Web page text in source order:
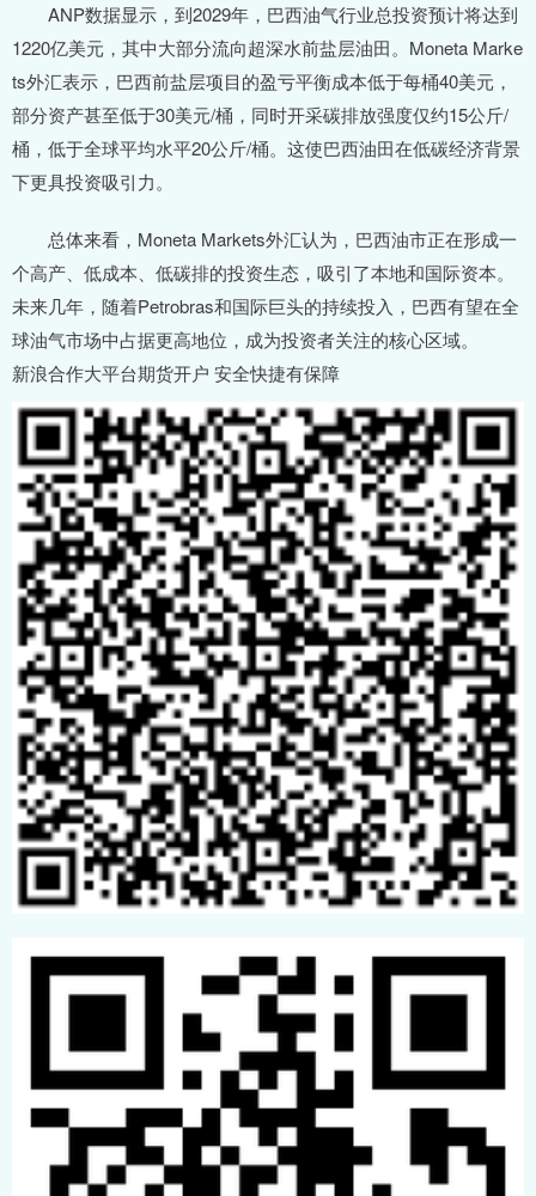
ANP数据显示，到2029年，巴西油气行业总投资预计将达到
1220亿美元，其中大部分流向超深水前盐层油田。Moneta Marke
ts外汇表示，巴西前盐层项目的盈亏平衡成本低于每桶40美元，
部分资产甚至低于30美元/桶，同时开采碳排放强度仅约15公斤/
桶，低于全球平均水平20公斤/桶。这使巴西油田在低碳经济背景
下更具投资吸引力。
总体来看，Moneta Markets外汇认为，巴西油市正在形成一
个高产、低成本、低碳排的投资生态，吸引了本地和国际资本。
未来几年，随着Petrobras和国际巨头的持续投入，巴西有望在全
球油气市场中占据更高地位，成为投资者关注的核心区域。
新浪合作大平台期货开户 安全快捷有保障